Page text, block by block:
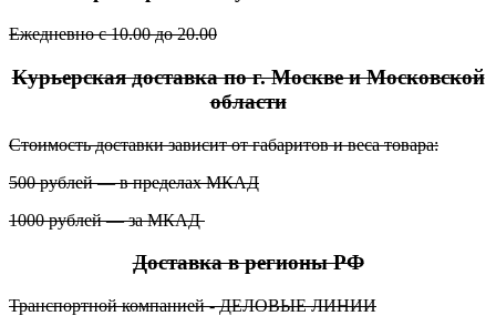
Ежедневно с 10.00 до 20.00
Курьерская доставка по г. Москве и Московской
области
Стоимость доставки зависит от габаритов и веса товара:
500 рублей — в пределах МКАД
1000 рублей — за МКАД
Доставка в регионы РФ
Транспортной компанией - ДЕЛОВЫЕ ЛИНИИ